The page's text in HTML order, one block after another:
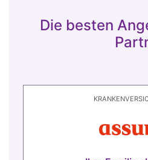
Die besten